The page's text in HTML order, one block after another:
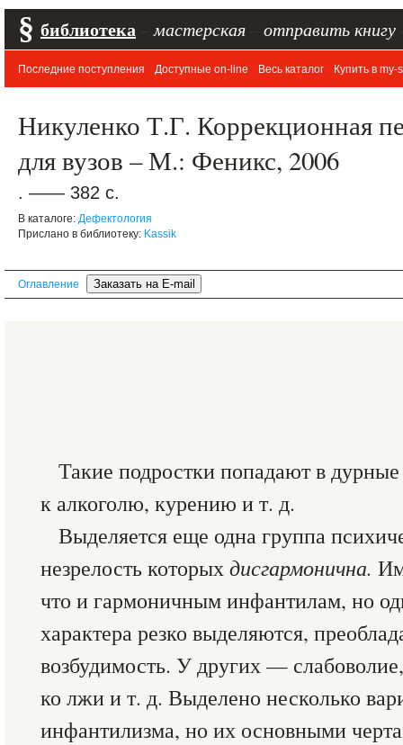
§ библиотека мастерская отправить книгу
Последние поступления Доступные on-line Весь каталог Купить в my-
Никуленко Т.Г. Коррекционная
для вузов – М.: Феникс, 2006
. —— 382 с.
В каталоге: Дефектология
Прислано в библиотеку: Kassik
Оглавление
Такие подростки попадают в
к алкоголю, курению и т. д.
Выделяется еще одна группа
незрелость которыхдисгармонична.
что и гармоничным инфантилам, но
характера резко выделяются,
возбудимость. У других —
ко лжи и т. д. Выделено несколько
инфантилизма, но их основными